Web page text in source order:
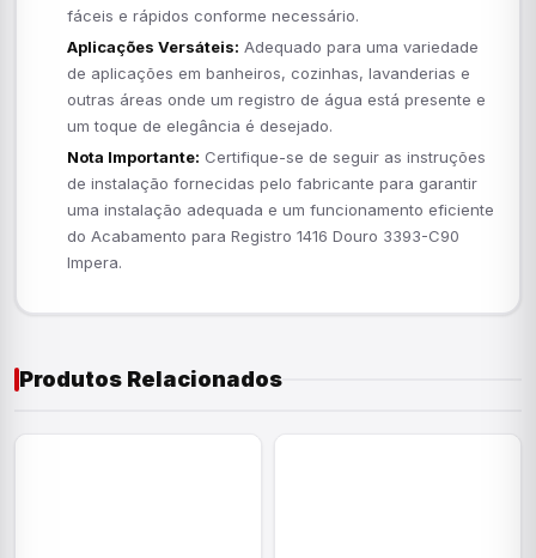
fáceis e rápidos conforme necessário.
Aplicações Versáteis: Adequado para uma variedade
de aplicações em banheiros, cozinhas, lavanderias e
outras áreas onde um registro de água está presente e
um toque de elegância é desejado.
Nota Importante: Certifique-se de seguir as instruções
de instalação fornecidas pelo fabricante para garantir
uma instalação adequada e um funcionamento eficiente
do Acabamento para Registro 1416 Douro 3393-C90
Impera.
Produtos Relacionados